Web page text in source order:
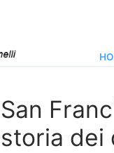
San
storia dei